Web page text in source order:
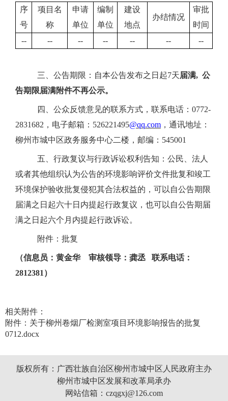
序
号
项目 名
称
申请
单位
编制
单位
建设
地点
办结情况
审批
时间
--
-- -- -- -- -- --
三 、公告期限：自本公告发布之日起7天届满, 公
告期限届满附件不再公示。
四 、公众反馈意见的联系方式，联系电话： 0772-
2831682 ， 电子邮箱： 526221495@qq.com ， 通讯地址：
柳州市城中区政务服务中心二楼 ，邮编： 545001
五 、行政复议与行政诉讼权利告知：公民、法人
或者其他组织认为公告的环境影响评价文件批复和竣工
环境保护验收批复侵犯其合法权益的，可以自公告期限
届满之日起六十日内提起行政复议，也可以自公告期届
满之日起六个月内提起行政诉讼。
附件：批复
（信息员：黄金华 审核领导：龚丞
联系电话：
2812381）
相关附件：
附件：关于柳州卷烟厂检测室项目环境影响报告的批复
0712.docx
版权所有：广西壮族自治区柳州市城中区人民政府主办
柳州市城中区发展和改革局承办
网站信箱：czqgxj@126.com